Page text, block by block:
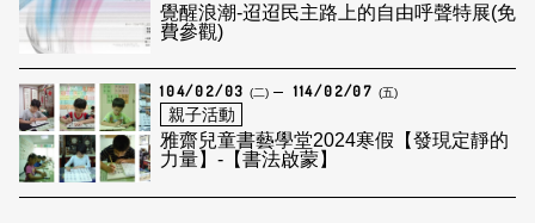
覺醒浪潮-迢迢民主路上的自由呼聲特展(免
費參觀)
104/02/03 (二) 114/02/07 (五)
親子活動
雅齋兒童書藝學堂2024寒假【發現定靜的
力量】-【書法啟蒙】